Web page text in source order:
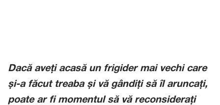
Dacă aveți acasă un frigider mai vechi care
și-a făcut treaba și vă gândiți să îl aruncați,
poate ar fi momentul să vă reconsiderați